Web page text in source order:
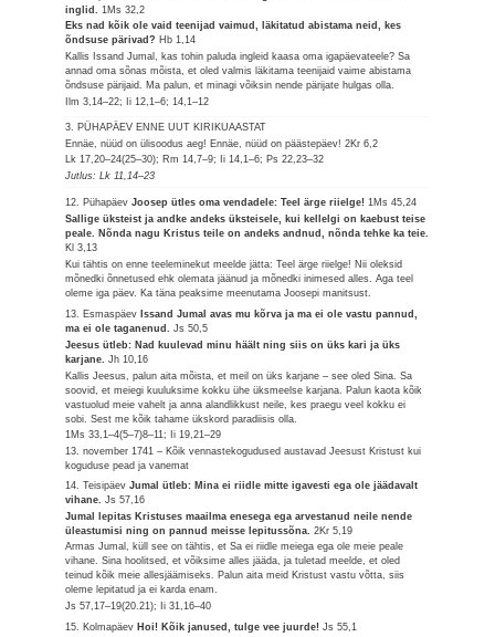
inglid. 1Ms 32,2
Eks nad kõik ole vaid teenijad vaimud, läkitatud abistama neid, kes
õndsuse pärivad? Hb 1,14
Kallis Issand Jumal, kas tohin paluda ingleid kaasa oma igapäevateele? Sa
annad oma sõnas mõista, et oled valmis läkitama teenijaid vaime abistama
õndsuse pärijaid. Ma palun, et minagi võiksin nende pärijate hulgas olla.
Ilm 3,14–22; Ii 12,1–6; 14,1–12
3. PÜHAPÄEV ENNE UUT KIRIKUAASTAT
Ennäe, nüüd on ülisoodus aeg! Ennäe, nüüd on päästepäev!2Kr 6,2
Lk 17,20–24(25–30); Rm 14,7–9; Ii 14,1–6; Ps 22,23–32
Jutlus: Lk 11,14–23
12. PühapäevJoosep ütles oma vendadele: Teel ärge riielge!1Ms 45,24
Sallige üksteist ja andke andeks üksteisele, kui kellelgi on kaebust teise
peale. Nõnda nagu Kristus teile on andeks andnud, nõnda tehke ka teie.
Kl 3,13
Kui tähtis on enne teeleminekut meelde jätta: Teel ärge riielge! Nii oleksid
mõnedki õnnetused ehk olemata jäänud ja mõnedki inimesed alles. Aga teel
oleme iga päev. Ka täna peaksime meenutama Joosepi manitsust.
13. Esmaspäev Issand Jumal avas mu kõrva ja ma ei ole vastu pannud,
ma ei ole taganenud.Js 50,5
Jeesus ütleb: Nad kuulevad minu häält ning siis on üks kari ja üks
karjane.Jh 10,16
Kallis Jeesus, palun aita mõista, et meil on üks karjane – see oled Sina. Sa
soovid, et meiegi kuuluksime kokku ühe üksmeelse karjana. Palun kaota kõik
vastuolud meie vahelt ja anna alandlikkust neile, kes praegu veel kokku ei
sobi. Sest me kõik tahame ükskord paradiisis olla.
1Ms 33,1–4(5–7)8–11; Ii 19,21–29
13. november 1741 – Kõik vennastekogudused austavad Jeesust Kristust kui
koguduse pead ja vanemat
14. TeisipäevJumal ütleb: Mina ei riidle mitte igavesti ega ole jäädavalt
vihane.Js 57,16
Jumal lepitas Kristuses maailma enesega ega arvestanud neile nende
üleastumisi ning on pannud meisse lepitussõna.2Kr 5,19
Armas Jumal, küll see on tähtis, et Sa ei riidle meiega ega ole meie peale
vihane. Sina hoolitsed, et võiksime alles jääda, ja tuletad meelde, et oled
teinud kõik meie allesjäämiseks. Palun aita meid Kristust vastu võtta, siis
oleme lepitatud ja ei karda enam.
Js 57,17–19(20.21); Ii 31,16–40
15. Kolmapäev Hoi! Kõik janused, tulge vee juurde!Js 55,1